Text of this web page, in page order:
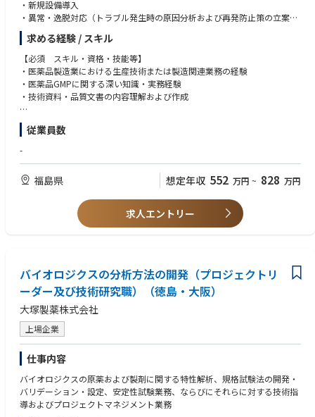
・新規設備導入
・異常・逸脱対応（トラブル発生時の原因分析および再発防止策の立案・
推進）
・製造部門・品質部門との連携による課題解決
・中長期的な生産性向上に向けた施策立案
・治験薬対応
＜本ポジションの魅力＞
医薬品製造における生産プロセスの安定化・高度化を推進し、品質・供給
単なる設備・工程管理にとどまらず、研究開発部門や製造現場と品質部門
・将来的には生産技術のリーダー/マネジメントへのステップが可能
・現場改善から設備投資まで幅広いテーマに関与可能
求める経験 / スキル
【必須 スキル・資格・技能等】
・医薬品製造業における生産技術または製造関連業務の経験
・医薬品GMPに関する深い知識・実務経験
・技術資料・品質文書の内容理解および作成
【歓迎 スキル・資格・技能等】
・バリデーション対応経験
「世界初の統合型mRNA医薬品CDMO事業者として」mRNA医薬品の原薬
製造と製剤製造の両方を手掛ける世界初の統合型mRNA医薬品CDMOを目
指しております。
従業員数
-
福島県 想定年収 552 万円 ~ 828 万円
求人エントリー
バイオロジクスの分析方法の開発（プロジェクトリ
ーダー及び技術研究職）（徳島・大阪）
大塚製薬株式会社
上場企業
仕事内容
バイオロジクスの原薬および製剤に関する特性解析、規格試験法の開発・
バリデーション・設定、安定性試験業務、ならびにそれらに対する技術指
導およびプロジェクトマネジメント業務